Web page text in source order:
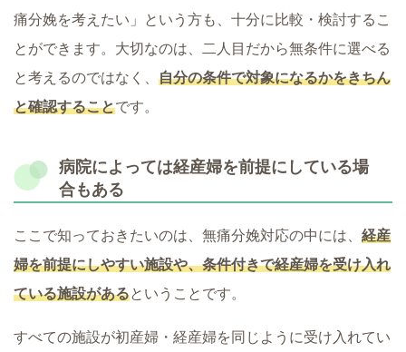
痛分娩を考えたい」という方も、十分に比較・検討するこ
とができます。大切なのは、二人目だから無条件に選べる
と考えるのではなく、 自分の条件で対象になるかをきちん
と確認することです。
病院によっては経産婦を前提にしている場
合もある
ここで知っておきたいのは、無痛分娩対応の中には、 経産
婦を前提にしやすい施設や、条件付きで経産婦を受け入れ
ている施設があるということです。
すべての施設が初産婦・経産婦を同じように受け入れてい